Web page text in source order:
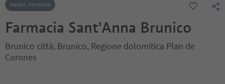
Medici, farmacie
Farmacia Sant'Anna Brunico
Brunico città, Brunico, Regione dolomitica Plan de
Corones